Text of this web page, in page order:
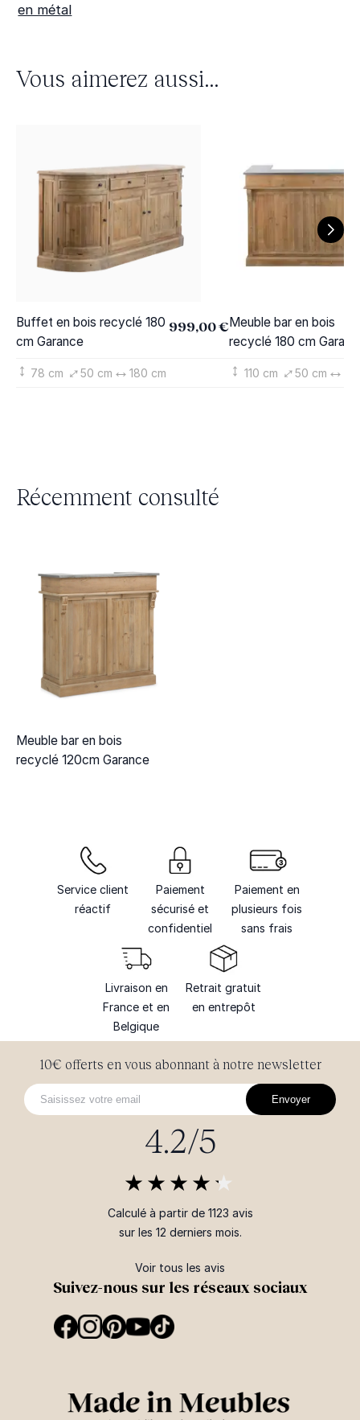
en métal
Vous aimerez aussi...
Buffet en bois recyclé 180
cm Garance
999,00 €
78 cm 50 cm 180 cm
Meuble bar en bois
recyclé 180 cm
110 cm 50 cm
Récemment consulté
Meuble bar en bois
recyclé 120cm Garance
Service client
réactif
Paiement
sécurisé et
confidentiel
Paiement en
plusieurs fois
sans frais
Livraison en
France et en
Belgique
Retrait gratuit
en entrepôt
Suivez-nous sur les réseaux sociaux
10€ offerts en vous abonnant à notre newsletter
Envoyer
4.2/5
Calculé à partir de 1123 avis
sur les 12 derniers mois.
Voir tous les avis